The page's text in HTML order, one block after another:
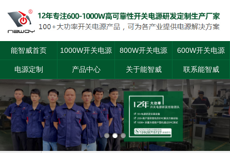
能智威首页 1000W开关电源 800W开关电源 600W开关电源
电源定制 产品中心 关于能智威 联系能智威